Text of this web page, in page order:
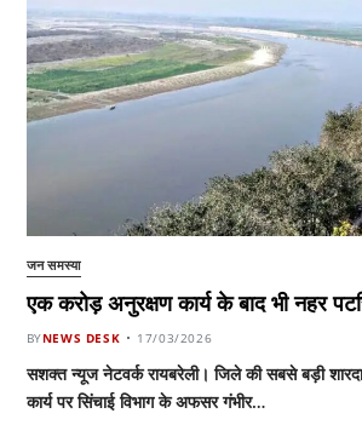
जन समस्या
एक करोड़ अनुरक्षण कार्य के बाद भी नहर
BYNEWS DESK 17/03/2026
सशक्त न्यूज नेटवर्क रायबरेली। जिले की सबसे बड़ी
कार्य पर सिंचाई विभाग के अफसर गंभीर…